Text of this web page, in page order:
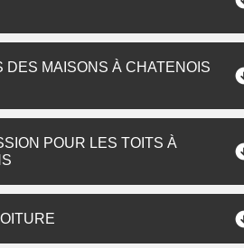
DES MAISONS À CHATENOIS
POUR LES TOITS À